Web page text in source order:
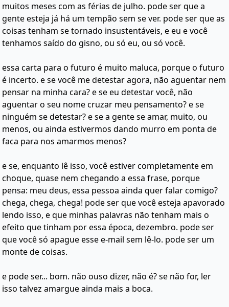
muitos meses com as férias de julho. pode ser que a
gente esteja já há um tempão sem se ver. pode ser que as
coisas tenham se tornado insustentáveis, e eu e você
tenhamos saído do gisno, ou só eu, ou só você.
essa carta para o futuro é muito maluca, porque o futuro
é incerto. e se você me detestar agora, não aguentar nem
pensar na minha cara? e se eu detestar você, não
aguentar o seu nome cruzar meu pensamento? e se
ninguém se detestar? e se a gente se amar, muito, ou
menos, ou ainda estivermos dando murro em ponta de
faca para nos amarmos menos?
e se, enquanto lê isso, você estiver completamente em
choque, quase nem chegando a essa frase, porque
pensa: meu deus, essa pessoa ainda quer falar comigo?
chega, chega, chega! pode ser que você esteja apavorado
lendo isso, e que minhas palavras não tenham mais o
efeito que tinham por essa época, dezembro. pode ser
que você só apague esse e-mail sem lê-lo. pode ser um
monte de coisas.
e pode ser... bom. não ouso dizer, não é? se não for, ler
isso talvez amargue ainda mais a boca.